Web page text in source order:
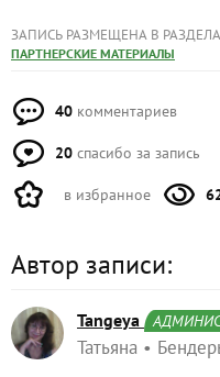
ЗАПИСЬ РАЗМЕЩЕНА В
ПАРТНЕРСКИЕ МАТЕРИАЛЫ
40 комментариев
20 спасибо за запись
в избранное
Автор записи:
Tangeya
Татьяна